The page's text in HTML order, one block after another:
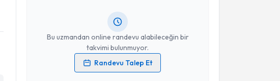
Bu uzmandan online randevu alabileceğin bir
takvimi bulunmuyor.
Randevu Talep Et
Kişisel verilerimin işlenmesine ilişkinAydınlatma Metni